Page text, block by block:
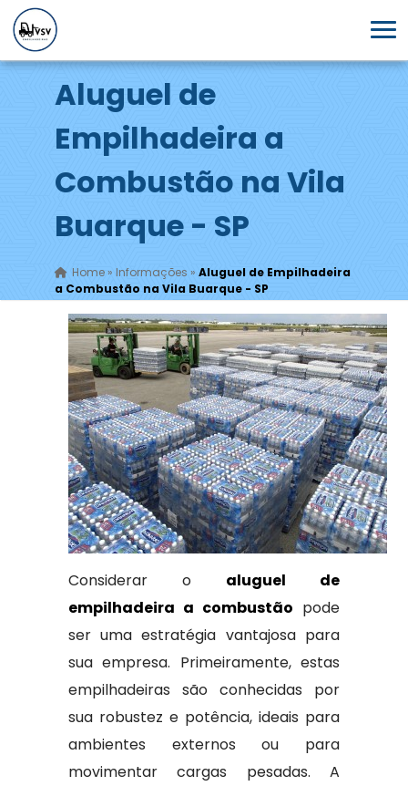
Aluguel de
Empilhadeira a
Combustão na Vila
Buarque - SP
Home» Informações » Aluguel de Empilhadeira
a Combustão na Vila Buarque - SP
Considerar o aluguel de
empilhadeira a combustão pode
ser uma estratégia vantajosa para
sua empresa. Primeiramente, estas
empilhadeiras são conhecidas por
sua robustez e potência, ideais para
ambientes externos ou para
movimentar cargas pesadas. A